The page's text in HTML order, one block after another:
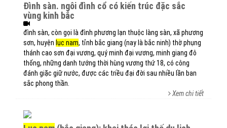
đình sàn. ngôi đình cổ có kiến trúc đặc sắc
vùng kinh bắc
đình sàn, còn gọi là đình phương lạn thuộc làng sàn, xã phương
sơn, huyện lục nam, tỉnh bắc giang (nay là bắc ninh) thờ phụng
thánh cao sơn đại vương, quý minh đại vương, minh giang đô
thống, những danh tướng thời hùng vương thứ 18, có công
đánh giặc giữ nước, được các triều đại đời sau nhiều lần ban
sắc phong thần.
Xem chi tiết